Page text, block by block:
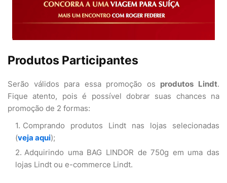
Produtos Participantes
Serão válidos para essa promoção os produtos Lindt.
Fique atento, pois é possível dobrar suas chances na
promoção de 2 formas:
Comprando produtos Lindt nas lojas selecionadas
(veja aqui);
Adquirindo uma BAG LINDOR de 750g em uma das
lojas Lindt ou e-commerce Lindt.